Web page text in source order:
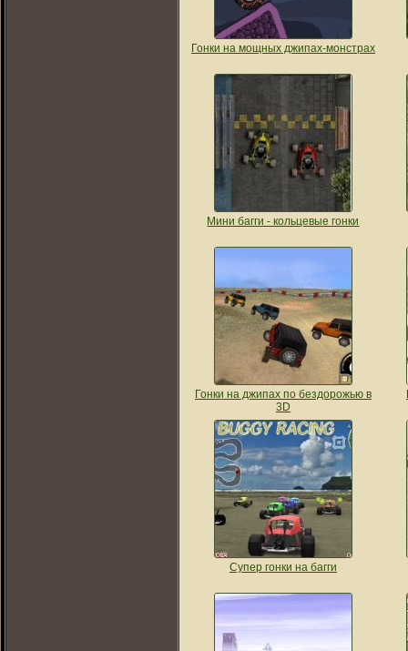
Гонки на мощных джипах-монстрах
Мини багги - кольцевые гонки
Гонки на джипах по бездорожью в
3D
Супер гонки на багги